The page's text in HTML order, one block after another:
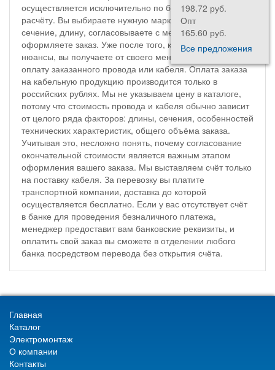
198.72 руб.
Опт
165.60 руб.
Все предложения
осуществляется исключительно по безналичному
расчёту. Вы выбираете нужную марку кабеля, уточняете
сечение, длину, согласовываете с менеджером цену и
оформляете заказ. Уже после того, как учтены все
нюансы, вы получаете от своего менеджера счёт на
оплату заказанного провода или кабеля. Оплата заказа
на кабельную продукцию производится только в
российских рублях. Мы не указываем цену в каталоге,
потому что стоимость провода и кабеля обычно зависит
от целого ряда факторов: длины, сечения, особенностей
технических характеристик, общего объёма заказа.
Учитывая это, несложно понять, почему согласование
окончательной стоимости является важным этапом
оформления вашего заказа. Мы выставляем счёт только
на поставку кабеля. За перевозку вы платите
транспортной компании, доставка до которой
осуществляется бесплатно. Если у вас отсутствует счёт
в банке для проведения безналичного платежа,
менеджер предоставит вам банковские реквизиты, и
оплатить свой заказ вы сможете в отделении любого
банка посредством перевода без открытия счёта.
Главная
Каталог
Электромонтаж
О компании
Контакты